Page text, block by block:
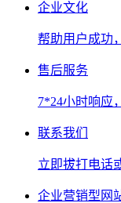
企业文化
帮助用户成功
售后服务
7*24小时响应
联系我们
立即拔打电话
企业营销型网